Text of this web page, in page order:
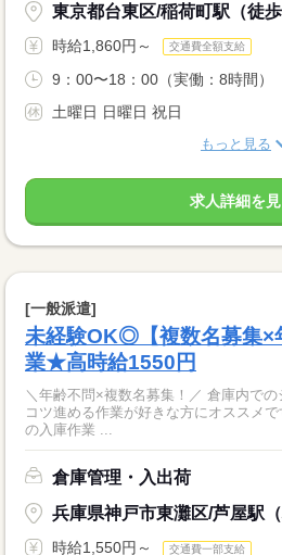
東京都台東区/稲荷町駅（徒歩
時給1,860円～ 交通費全額支給
9：00〜18：00（実働：8時間）
土曜日 日曜日 祝日
もっと見る
求人詳細を
[一般派遣]
未経験OK◎【複数名募集×
業★高時給1550円
＼年齢不問×複数名募集！／ 倉庫内でのシンプルな入出庫作業♪ コツ
コツ進める作業が好きな方にオススメです！ 【お仕事内容】
の入庫作業 ...
倉庫管理・入出荷
兵庫県神戸市東灘区/芦屋駅（
時給1,550円～ 交通費一部支給